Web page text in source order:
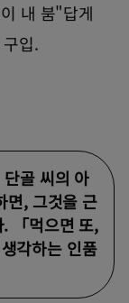
내 붐"답게
입.
골 씨의 아
면, 그것을 근
「먹으면 또,
각하는 인품